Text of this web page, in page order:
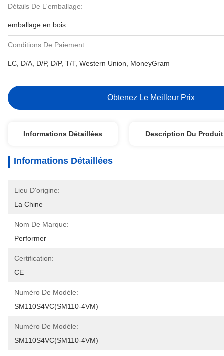
Détails De L'emballage:
emballage en bois
Conditions De Paiement:
LC, D/A, D/P, D/P, T/T, Western Union, MoneyGram
Obtenez Le Meilleur Prix
Informations Détaillées Description Du Produit
Informations Détaillées
Lieu D'origine:
La Chine
Nom De Marque:
Performer
Certification:
CE
Numéro De Modèle:
SM110S4VC(SM110-4VM)
Numéro De Modèle:
SM110S4VC(SM110-4VM)